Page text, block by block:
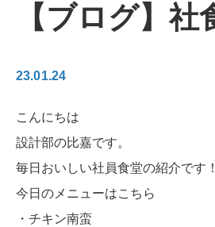
【ブログ】社
23.01.24
こんにちは
設計部の比嘉です。
毎日おいしい社員食堂の紹介です！
今日のメニューはこちら
・チキン南蛮